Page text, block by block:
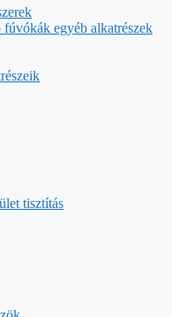
egyéb alkatrészek
tisztítás